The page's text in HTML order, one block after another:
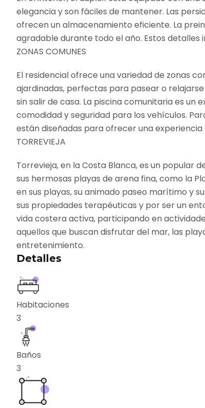
elegancia y son fáciles de mantener. Las
ofrecen un almacenamiento eficiente. La
agradable durante todo el año. Estos
ZONAS COMUNES
El residencial ofrece una variedad de zonas
ajardinadas, perfectas para pasear o
sin salir de casa. La piscina comunitaria es
comodidad y seguridad para los vehículos.
están diseñadas para ofrecer una
TORREVIEJA
Torrevieja, en la Costa Blanca, es un popular
sus hermosas playas de arena fina, como la
en sus playas, su animado paseo marítimo y
sus propiedades terapéuticas y por ser un
vida costera activa, participando en
aquellos que buscan disfrutar del mar, las
entretenimiento.
Detalles
Habitaciones
3
Baños
3